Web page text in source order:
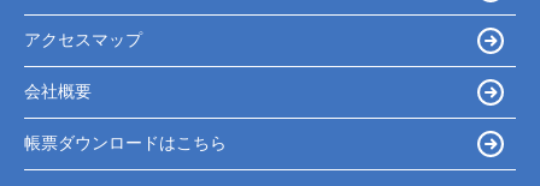
アクセスマップ
会社概要
帳票ダウンロードはこちら